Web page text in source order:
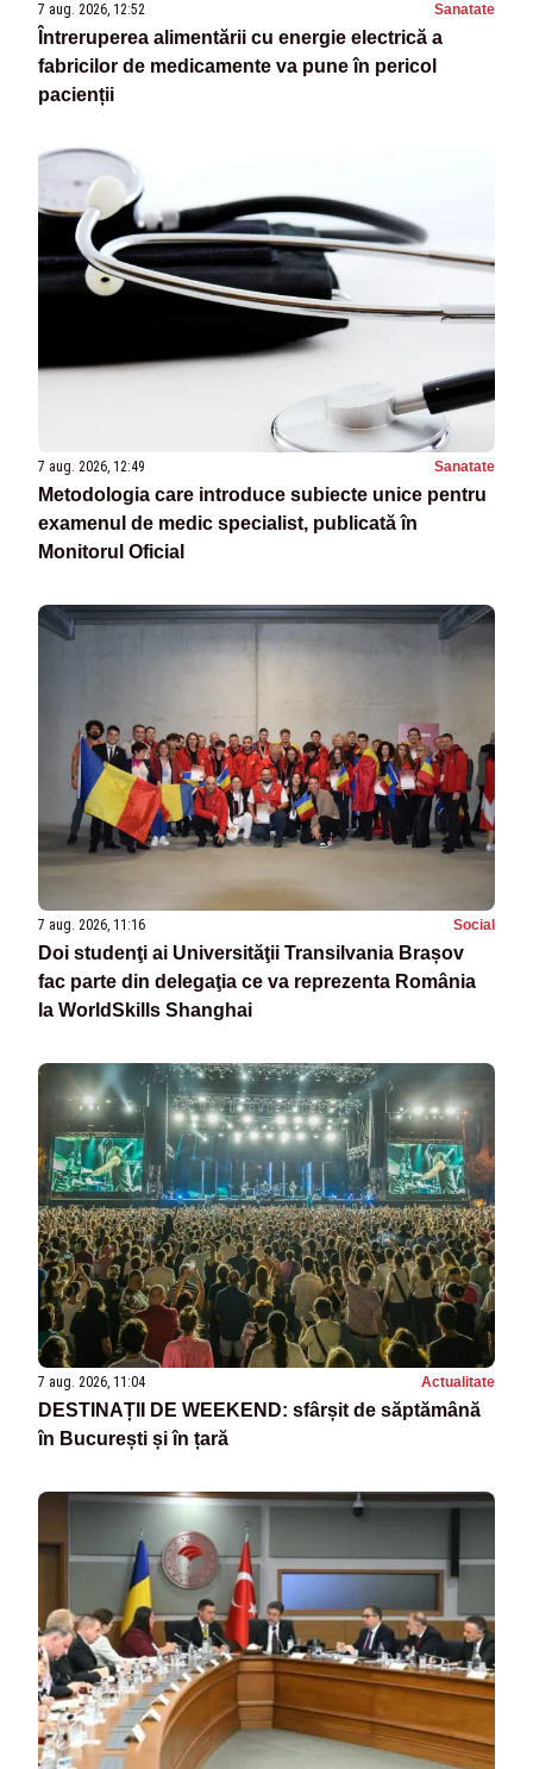
7 aug. 2026, 12:52 Sanatate
Întreruperea alimentării cu energie electrică a
fabricilor de medicamente va pune în pericol
pacienții
7 aug. 2026, 12:49 Sanatate
Metodologia care introduce subiecte unice pentru
examenul de medic specialist, publicată în
Monitorul Oficial
7 aug. 2026, 11:16 Social
Doi studenţi ai Universităţii Transilvania Brașov
fac parte din delegaţia ce va reprezenta România
la WorldSkills Shanghai
7 aug. 2026, 11:04 Actualitate
DESTINAȚII DE WEEKEND: sfârșit de săptămână
în București și în țară